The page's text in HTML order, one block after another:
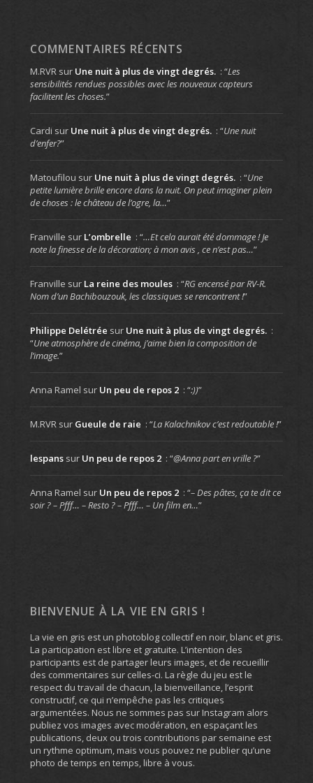
COMMENTAIRES RÉCENTS
M.RVRsur Une nuit à plus de vingt degrés. : “Les
sensibilités rendues possibles avec les nouveaux capteurs
facilitent les choses.”
Cardi sur Une nuit à plus de vingt degrés. : “Une nuit
d’enfer?”
Matoufilou sur Une nuit à plus de vingt degrés. : “Une
petite lumière brille encore dans la nuit. On peut imaginer plein
de choses : le château de l’ogre, la…”
Franville sur L’ombrelle : “…Et cela aurait été dommage ! Je
note la finesse de la décoration; à mon avis , ce n’est pas…”
Franville sur La reine des moules : “RG encensé par RV-R.
Nom d’un Bachibouzouk, les classiques se rencontrent !”
Philippe Delétrée sur Une nuit à plus de vingt degrés. :
“Une atmosphère de cinéma, j’aime bien la composition de
l’image.”
Anna Ramel sur Un peu de repos 2 : “:))”
M.RVRsur Gueule de raie : “La Kalachnikov c’est redoutable !”
lespanssur Un peu de repos 2 : “@Anna part en vrille ?”
Anna Ramel sur Un peu de repos 2 : “– Des pâtes, ça te dit ce
soir ? – Pfff… – Resto ? – Pfff… – Un film en…”
BIENVENUE À LA VIE EN GRIS !
La vie en gris est un photoblog collectif en noir, blanc et gris.
La participation est libre et gratuite. L’intention des
participants est de partager leurs images, et de recueillir
des commentaires sur celles-ci. La règle du jeu est le
respect du travail de chacun, la bienveillance, l’esprit
constructif, ce qui n’empêche pas les critiques
argumentées. Nous ne sommes pas sur Instagram alors
publiez vos images avec modération, en espaçant les
publications, deux ou trois contributions par semaine est
un rythme optimum, mais vous pouvez ne publier qu’une
photo de temps en temps, libre à vous.